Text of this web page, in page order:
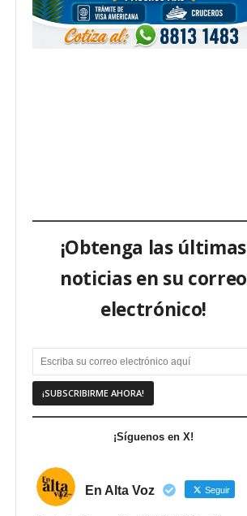
¡Obtenga las últimas
noticias en su correo
electrónico!
¡Síguenos en X!
En Alta Voz Seguir